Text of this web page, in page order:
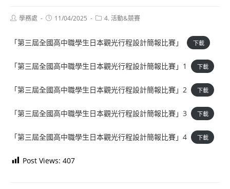
Post學務處
Post11/04/2025
Post4. 活動&競賽
「第三屆全國高中職學生日本觀光行程設計簡報比賽」 下載
「第三屆全國高中職學生日本觀光行程設計簡報比賽」1 下載
「第三屆全國高中職學生日本觀光行程設計簡報比賽」2 下載
「第三屆全國高中職學生日本觀光行程設計簡報比賽」3 下載
「第三屆全國高中職學生日本觀光行程設計簡報比賽」4 下載
Post Views: 407